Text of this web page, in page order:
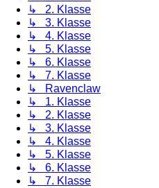
↳ 2. Klasse
↳ 3. Klasse
↳ 4. Klasse
↳ 5. Klasse
↳ 6. Klasse
↳ 7. Klasse
↳ Ravenclaw
↳ 1. Klasse
↳ 2. Klasse
↳ 3. Klasse
↳ 4. Klasse
↳ 5. Klasse
↳ 6. Klasse
↳ 7. Klasse